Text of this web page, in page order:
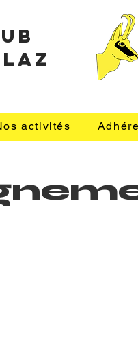
activités